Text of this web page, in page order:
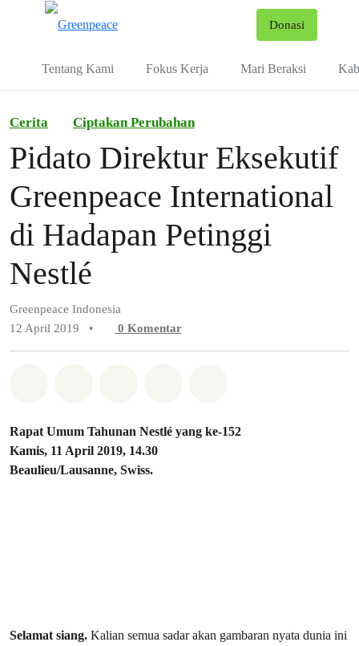
Donasi
Tentang Kami Fokus Kerja Mari Beraksi
Cerita Ciptakan Perubahan
Pidato Direktur Eksekutif
Greenpeace International
di Hadapan Petinggi
Nestlé
Greenpeace Indonesia
12 April 2019
• 0 Komentar
Rapat Umum Tahunan Nestlé yang ke-152
Kamis, 11 April 2019, 14.30
Beaulieu/Lausanne, Swiss.
Selamat siang. Kalian semua sadar akan gambaran nyata dunia ini